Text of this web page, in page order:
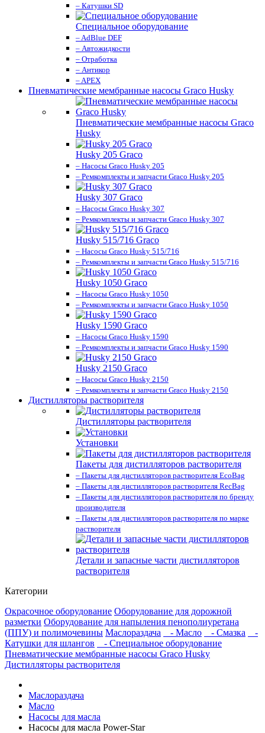
– Катушки SD
Специальное оборудование
– AdBlue DEF
– Автожидкости
– Отработка
– Антикор
– APEX
Пневматические мембранные насосы Graco Husky
Пневматические мембранные насосы Graco
Husky
Husky 205 Graco
– Насосы Graco Husky 205
– Ремкомплекты и запчасти Graco Husky 205
Husky 307 Graco
– Насосы Graco Husky 307
– Ремкомплекты и запчасти Graco Husky 307
Husky 515/716 Graco
– Насосы Graco Husky 515/716
– Ремкомплекты и запчасти Graco Husky 515/716
Husky 1050 Graco
– Насосы Graco Husky 1050
– Ремкомплекты и запчасти Graco Husky 1050
Husky 1590 Graco
– Насосы Graco Husky 1590
– Ремкомплекты и запчасти Graco Husky 1590
Husky 2150 Graco
– Насосы Graco Husky 2150
– Ремкомплекты и запчасти Graco Husky 2150
Дистилляторы растворителя
Дистилляторы растворителя
Установки
Пакеты для дистилляторов растворителя
– Пакеты для дистилляторов растворителя EcoBag
– Пакеты для дистилляторов растворителя RecBag
– Пакеты для дистилляторов растворителя по бренду
производителя
– Пакеты для дистилляторов растворителя по марке
растворителя
Детали и запасные части дистилляторов
растворителя
Категории
Окрасочное оборудование Оборудование для дорожной
разметки Оборудование для напыления пенополиуретана
(ППУ) и полимочевины Маслораздача - Масло - Смазка
-
Катушки для шлангов
- Специальное оборудование
Пневматические мембранные насосы Graco Husky
Дистилляторы растворителя
Маслораздача
Масло
Насосы для масла
Насосы для масла Power-Star